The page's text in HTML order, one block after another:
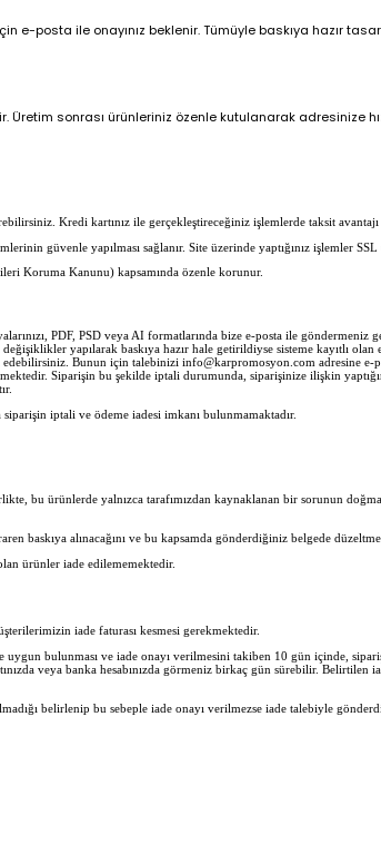
e-posta ile onayınız beklenir. Tümüyle baskıya hazır
Üretim sonrası ürünleriniz özenle kutulanarak adresinize
Kredi kartınız ile gerçekleştireceğiniz işlemlerde taksit
güvenle yapılması sağlanır. Site üzerinde yaptığınız işlemler
Koruma Kanunu) kapsamında özenle korunur.
PDF, PSD veya AI formatlarında bize e-posta ile göndermeniz
yapılarak baskıya hazır hale getirildiyse sisteme kayıtlı olan
Bunun için talebinizi info@karpromosyon.com adresine e-
Siparişin bu şekilde iptali durumunda, siparişinize ilişkin
iptali ve ödeme iadesi imkanı bulunmamaktadır.
bu ürünlerde yalnızca tarafımızdan kaynaklanan bir sorunun
baskıya alınacağını ve bu kapsamda gönderdiğiniz belgede düzeltme
ürünler iade edilememektedir.
iade faturası kesmesi gerekmektedir.
bulunması ve iade onayı verilmesini takiben 10 gün içinde,
veya banka hesabınızda görmeniz birkaç gün sürebilir. Belirtilen
belirlenip bu sebeple iade onayı verilmezse iade talebiyle